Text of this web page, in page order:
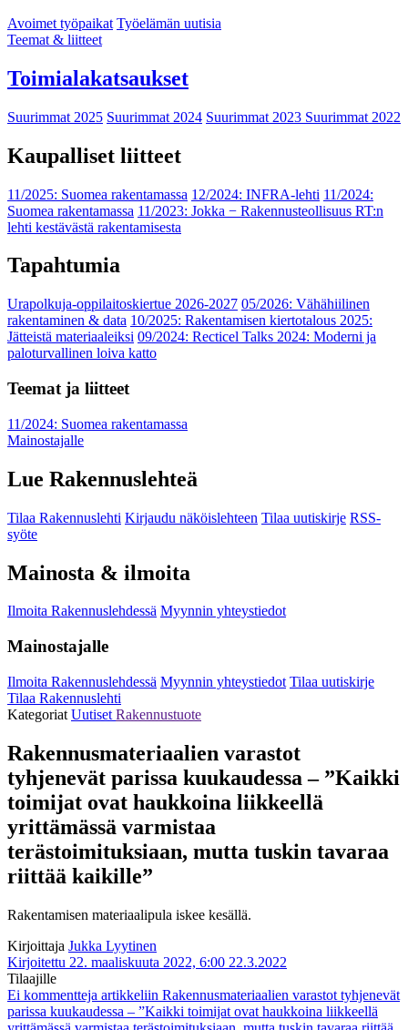
Avoimet työpaikat Työelämän uutisia
Teemat & liitteet
Toimialakatsaukset
Suurimmat 2025 Suurimmat 2024 Suurimmat 2023 Suurimmat 2022
Kaupalliset liitteet
11/2025: Suomea rakentamassa 12/2024: INFRA-lehti 11/2024:
Suomea rakentamassa 11/2023: Jokka − Rakennusteollisuus RT:n
lehti kestävästä rakentamisesta
Tapahtumia
Urapolkuja-oppilaitoskiertue 2026-2027 05/2026: Vähähiilinen
rakentaminen & data 10/2025: Rakentamisen kiertotalous 2025:
Jätteistä materiaaleiksi 09/2024: Recticel Talks 2024: Moderni ja
paloturvallinen loiva katto
Teemat ja liitteet
11/2024: Suomea rakentamassa
Mainostajalle
Lue Rakennuslehteä
Tilaa Rakennuslehti Kirjaudu näköislehteen Tilaa uutiskirje RSS-
syöte
Mainosta & ilmoita
Ilmoita Rakennuslehdessä Myynnin yhteystiedot
Mainostajalle
Ilmoita Rakennuslehdessä Myynnin yhteystiedot Tilaa uutiskirje
Tilaa Rakennuslehti
Kategoriat Uutiset Rakennustuote
Rakennusmateriaalien varastot
tyhjenevät parissa kuukaudessa – ”Kaikki
toimijat ovat haukkoina liikkeellä
yrittämässä varmistaa
terästoimituksiaan, mutta tuskin tavaraa
riittää kaikille”
Rakentamisen materiaalipula iskee kesällä.
Kirjoittaja Jukka Lyytinen
Kirjoitettu 22. maaliskuuta 2022, 6:00 22.3.2022
Tilaajille
Ei kommentteja artikkeliin Rakennusmateriaalien varastot tyhjenevät
parissa kuukaudessa – ”Kaikki toimijat ovat haukkoina liikkeellä